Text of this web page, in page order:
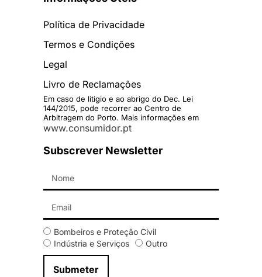
Política de Privacidade
Termos e Condições
Legal
Livro de Reclamações
Em caso de litigio e ao abrigo do Dec. Lei
144/2015, pode recorrer ao Centro de
Arbitragem do Porto. Mais informações em
www.consumidor.pt
Subscrever Newsletter
Bombeiros e Proteção Civil
Indústria e Serviços
Outro
Submeter